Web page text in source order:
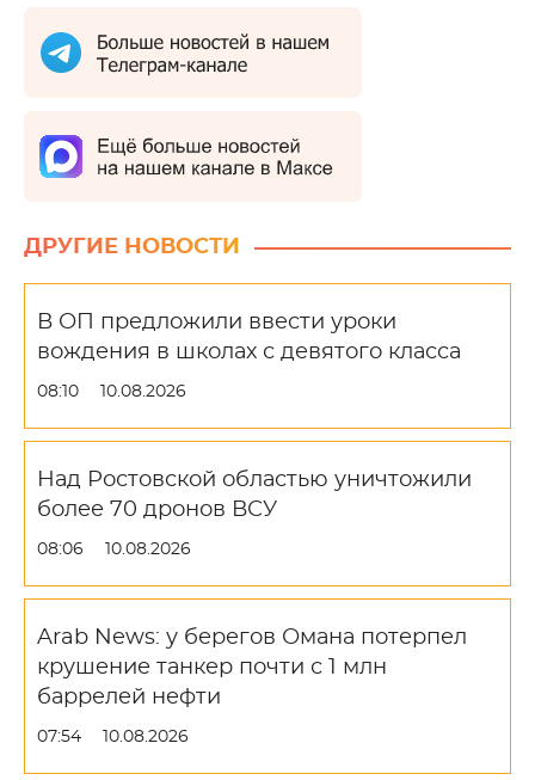
ДРУГИЕ НОВОСТИ
В ОП предложили ввести уроки
вождения в школах с девятого класса
08:10 10.08.2026
Над Ростовской областью уничтожили
более 70 дронов ВСУ
08:06 10.08.2026
Arab News: у берегов Омана потерпел
крушение танкер почти с 1 млн
баррелей нефти
07:54 10.08.2026